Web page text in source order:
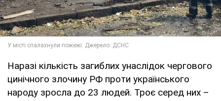
Наразі кількість загиблих унаслідок чергового
цинічного злочину РФ проти українського
народу зросла до 23 людей. Троє серед них –